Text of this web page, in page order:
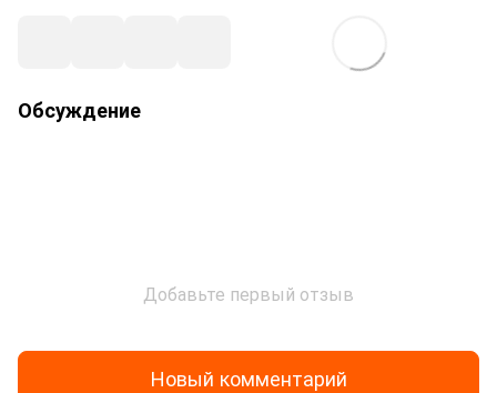
Обсуждение
Добавьте первый отзыв
Новый комментарий